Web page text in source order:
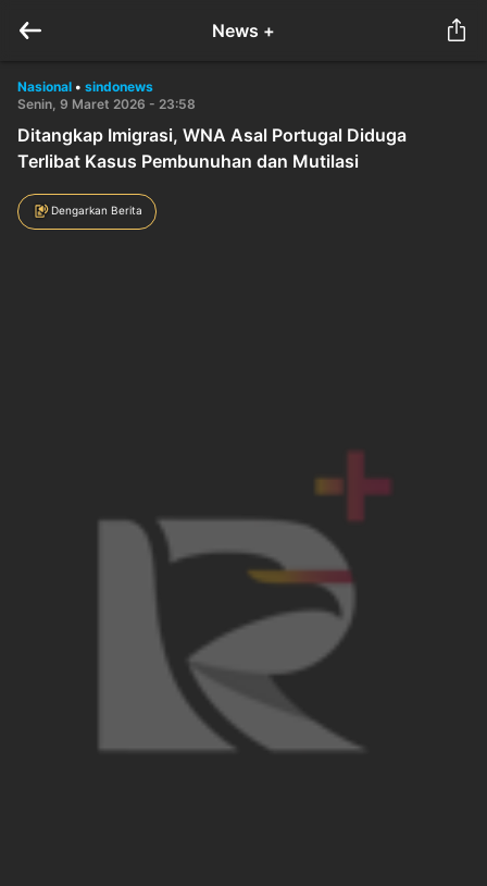
News +
Nasional • sindonews
Senin, 9 Maret 2026 - 23:58
Ditangkap Imigrasi, WNA Asal Portugal Diduga
Terlibat Kasus Pembunuhan dan Mutilasi
Dengarkan Berita